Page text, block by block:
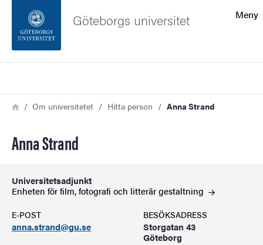
Sidfoten
Meny
Göteborgs universitet
Länkstig
HemOm universitetet Hitta person Anna Strand
Anna Strand
Universitetsadjunkt
Enheten för film, fotografi och litterärgestaltning
E-POST
anna.strand@gu.se
BESÖKSADRESS
Storgatan 43
Göteborg